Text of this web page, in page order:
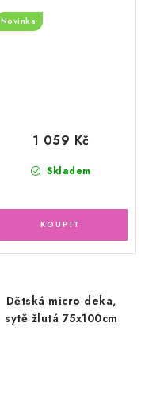
Novinka
Skladem
1 059 Kč
Dětská micro deka,
sytě žlutá 75x100cm